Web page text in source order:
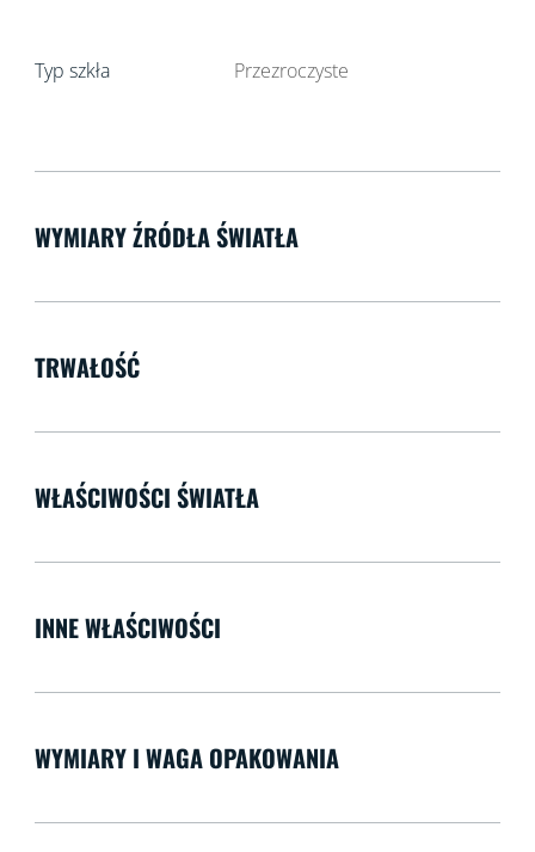
Typ szkła Przezroczyste
WYMIARY ŹRÓDŁA ŚWIATŁA
TRWAŁOŚĆ
WŁAŚCIWOŚCI ŚWIATŁA
INNE WŁAŚCIWOŚCI
WYMIARY I WAGA OPAKOWANIA